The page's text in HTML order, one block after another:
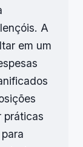
A
em um
práticas